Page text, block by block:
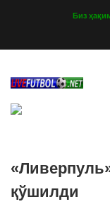
Биз
қўшилди